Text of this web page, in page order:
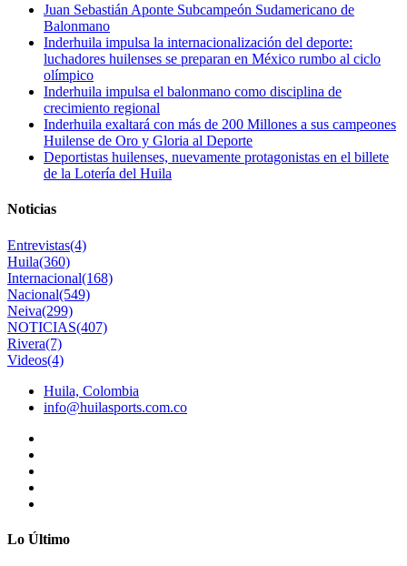
Juan Sebastián Aponte Subcampeón Sudamericano de
Balonmano
Inderhuila impulsa la internacionalización del deporte:
luchadores huilenses se preparan en México rumbo al ciclo
olímpico
Inderhuila impulsa el balonmano como disciplina de
crecimiento regional
Inderhuila exaltará con más de 200 Millones a sus campeones
Huilense de Oro y Gloria al Deporte
Deportistas huilenses, nuevamente protagonistas en el billete
de la Lotería del Huila
Noticias
Entrevistas(4)
Huila(360)
Internacional(168)
Nacional(549)
Neiva(299)
NOTICIAS(407)
Rivera(7)
Videos(4)
Huila, Colombia
info@huilasports.com.co
Lo Último